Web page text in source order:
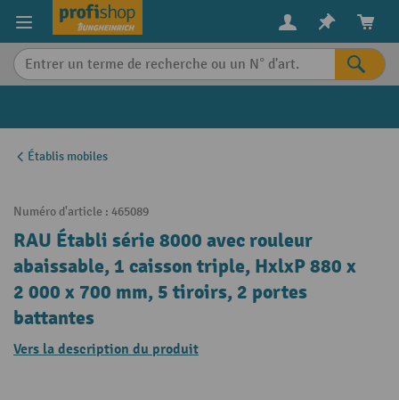
content
Établis mobiles
Numéro d'article : 465089
RAU Établi série 8000 avec rouleur
abaissable, 1 caisson triple, HxlxP 880 x
2 000 x 700 mm, 5 tiroirs, 2 portes
battantes
Vers la description du produit